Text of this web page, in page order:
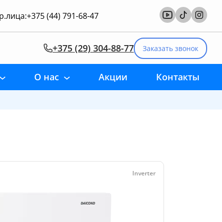
+375 (44) 791-68-47
+375 (29) 304-88-77 Заказать звонок
О нас Акции Контакты